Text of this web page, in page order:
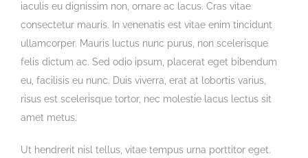
iaculis eu dignissim non, ornare ac lacus. Cras vitae
consectetur mauris. In venenatis est vitae enim tincidunt
ullamcorper. Mauris luctus nunc purus, non scelerisque
felis dictum ac. Sed odio ipsum, placerat eget bibendum
eu, facilisis eu nunc. Duis viverra, erat at lobortis varius,
risus est scelerisque tortor, nec molestie lacus lectus sit
amet metus.
Ut hendrerit nisl tellus, vitae tempus urna porttitor eget.